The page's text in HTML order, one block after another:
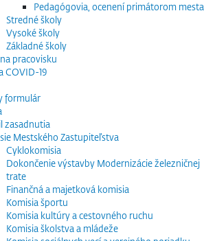
Pedagógovia, ocenení primátorom mesta
Stredné školy
Vysoké školy
Základné školy
pracovisku
COVID-19
formulár
zasadnutia
Mestského Zastupiteľstva
Cyklokomisia
Dokončenie výstavby Modernizácie železničnej
trate
Finančná a majetková komisia
Komisia športu
Komisia kultúry a cestovného ruchu
Komisia školstva a mládeže